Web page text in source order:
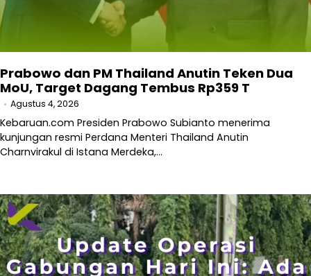
Prabowo dan PM Thailand Anutin Teken Dua
MoU, Target Dagang Tembus Rp359 T
Agustus 4, 2026
Kebaruan.com Presiden Prabowo Subianto menerima
kunjungan resmi Perdana Menteri Thailand Anutin
Charnvirakul di Istana Merdeka,…